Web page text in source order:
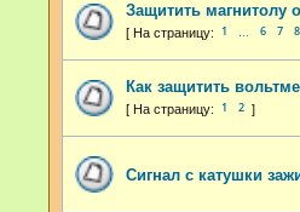
Защитить магнитолу
1 6 7 8
Как защитить
1 2
Сигнал с катушки